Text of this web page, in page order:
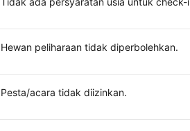
Hewan peliharaan tidak diperbolehkan.
Pesta/acara tidak diizinkan.